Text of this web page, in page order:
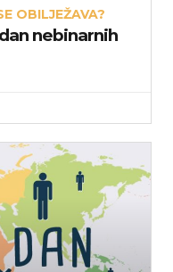
OBILJEŽAVA?
nebinarnih